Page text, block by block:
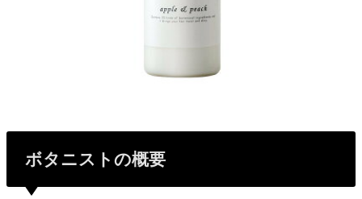
ボタニストの概要